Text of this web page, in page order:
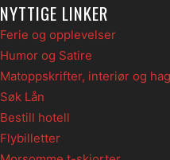
NYTTIGE LINKER
Ferie og opplevelser
Humor og Satire
Matoppskrifter, interiør og
Søk Lån
Bestill hotell
Flybilletter